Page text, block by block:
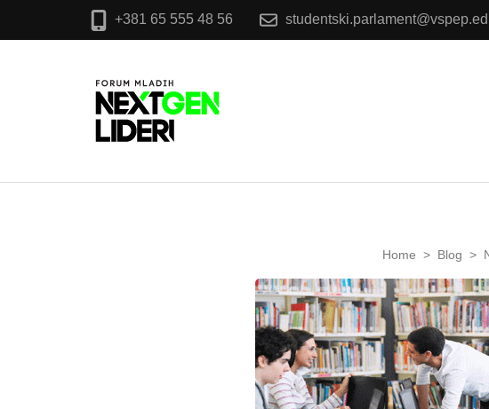
+381 65 555 48 56
Home > Blog >